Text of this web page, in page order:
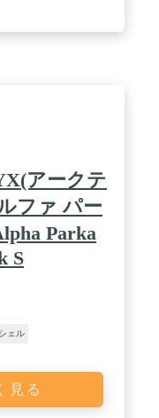
アークテ
ファ パー
Parka
S
ェル
見る